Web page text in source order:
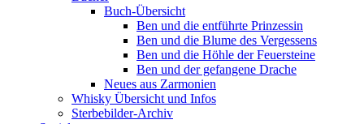
Buch-Übersicht
Ben und die entführte Prinzessin
Ben und die Blume des Vergessens
Ben und die Höhle der Feuersteine
Ben und der gefangene Drache
Neues aus Zarmonien
Whisky Übersicht und Infos
Sterbebilder-Archiv